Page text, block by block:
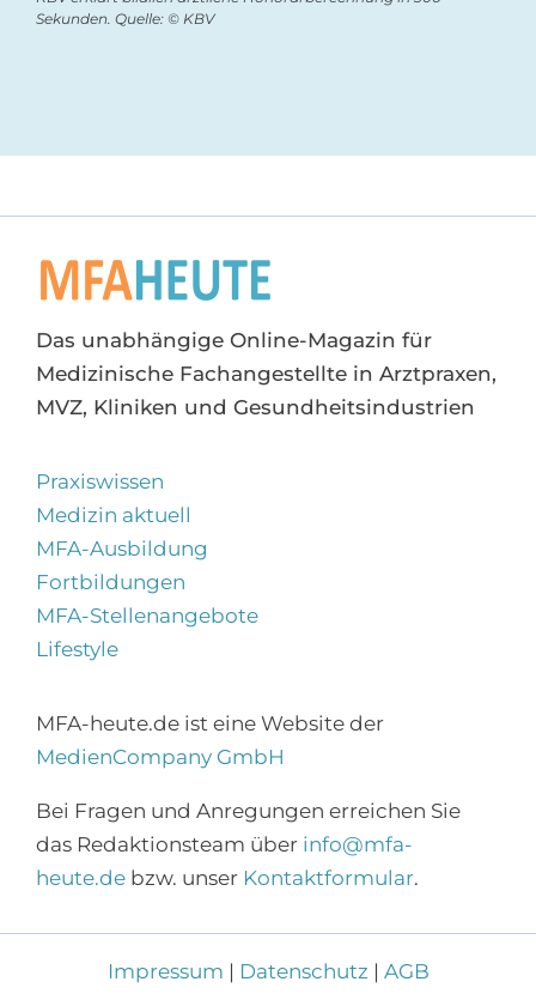
Sekunden. Quelle: © KBV
Das unabhängige Online-Magazin für
Medizinische Fachangestellte in Arztpraxen,
MVZ, Kliniken und Gesundheitsindustrien
Praxiswissen
Medizin aktuell
MFA-Ausbildung
Fortbildungen
MFA-Stellenangebote
Lifestyle
MFA-heute.de ist eine Website der
MedienCompany GmbH
Bei Fragen und Anregungen erreichen Sie
das Redaktionsteam über info@mfa-
heute.debzw. unser Kontaktformular.
Impressum | Datenschutz | AGB
Abonnieren Sie den
Zur Anmeldung